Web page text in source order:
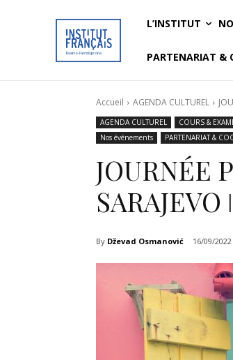
L’INSTITUT
PARTENARIAT &
Accueil AGENDA CULTUREL
AGENDA CULTUREL COURS &
Nos événements
PARTENARIAT &
JOURNÉE
SARAJEVO
By Dževad Osmanović 16/09/2022